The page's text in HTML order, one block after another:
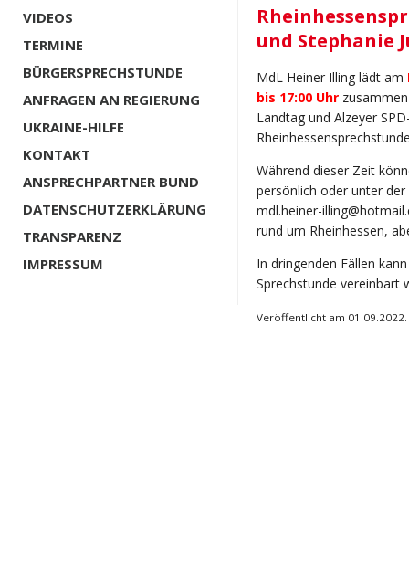
VIDEOS
TERMINE
BÜRGERSPRECHSTUNDE
ANFRAGEN AN REGIERUNG
UKRAINE-HILFE
KONTAKT
ANSPRECHPARTNER BUND
DATENSCHUTZERKLÄRUNG
TRANSPARENZ
IMPRESSUM
und Stephanie
MdL Heiner Illing lädt am
bis 17:00 Uhr
Landtag und Alzeyer
Während dieser Zeit
persönlich oder unter
mdl.heiner-
rund um Rheinhessen,
In dringenden Fällen
Sprechstunde vereinbart
Veröffentlicht am 01.09.2022.